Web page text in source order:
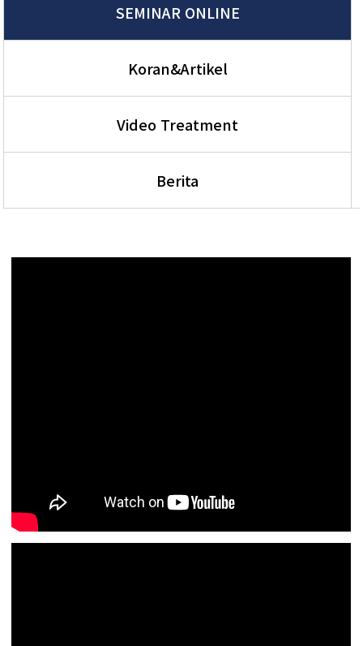
SEMINAR ONLINE
Koran&Artikel
Video Treatment
Berita